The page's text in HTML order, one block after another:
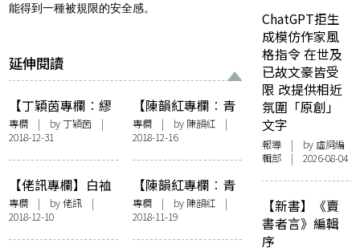
能得到一種被規限的安全感。
延伸閱讀
【丁穎茵專欄︰繆
思思妙】911紀念
及博物館︰如何討
論國仇家恨？
專欄 | by丁穎茵 |
2018-12-31
【陳韻紅專欄︰青
海波文香】明石浮
游
專欄| by 陳韻紅|
2018-12-16
【佬訊專欄】白裇
衫死忠的自白
專欄 | by佬訊 |
2018-12-10
【陳韻紅專欄︰青
海波文香】失語動
物群
專欄| by 陳韻紅|
2018-11-19
ChatGPT拒生
成模仿作家風
格指令 在世及
已故文豪皆受
限 改提供相近
氛圍「原創」
文字
報導 | by 虛詞編
輯部 | 2026-08-04
【新書】《賣
書者言》編輯
序